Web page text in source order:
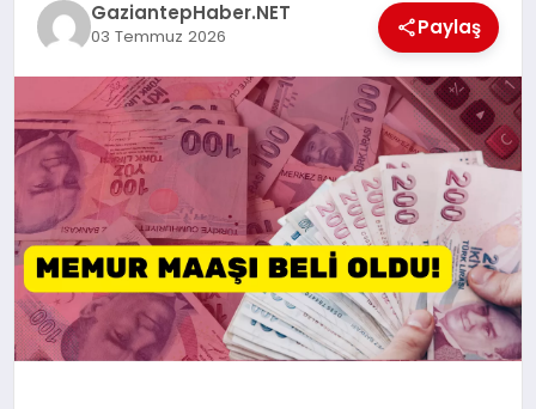
SIYASET
DIĞER
GaziantepHaber.NET
03 Temmuz 2026 Paylaş